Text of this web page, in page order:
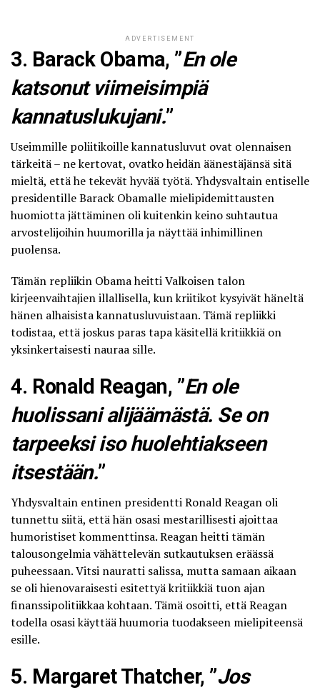
ADVERTISEMENT
3. Barack Obama, ”En ole
katsonut viimeisimpiä
kannatuslukujani.”
Useimmille poliitikoille kannatusluvut ovat olennaisen
tärkeitä – ne kertovat, ovatko heidän äänestäjänsä sitä
mieltä, että he tekevät hyvää työtä. Yhdysvaltain entiselle
presidentille Barack Obamalle mielipidemittausten
huomiotta jättäminen oli kuitenkin keino suhtautua
arvostelijoihin huumorilla ja näyttää inhimillinen
puolensa.
Tämän repliikin Obama heitti Valkoisen talon
kirjeenvaihtajien illallisella, kun kriitikot kysyivät häneltä
hänen alhaisista kannatusluvuistaan. Tämä repliikki
todistaa, että joskus paras tapa käsitellä kritiikkiä on
yksinkertaisesti nauraa sille.
4. Ronald Reagan, ”En ole
huolissani alijäämästä. Se on
tarpeeksi iso huolehtiakseen
itsestään.”
Yhdysvaltain entinen presidentti Ronald Reagan oli
tunnettu siitä, että hän osasi mestarillisesti ajoittaa
humoristiset kommenttinsa. Reagan heitti tämän
talousongelmia vähättelevän sutkautuksen eräässä
puheessaan. Vitsi nauratti salissa, mutta samaan aikaan
se oli hienovaraisesti esitettyä kritiikkiä tuon ajan
finanssipolitiikkaa kohtaan. Tämä osoitti, että Reagan
todella osasi käyttää huumoria tuodakseen mielipiteensä
esille.
5. Margaret Thatcher, ”Jos